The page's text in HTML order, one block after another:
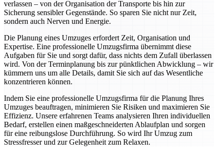
verlassen – von der Organisation der Transporte bis hin zur
Sicherung sensibler Gegenstände. So sparen Sie nicht nur Zeit,
sondern auch Nerven und Energie.
Die Planung eines Umzuges erfordert Zeit, Organisation und
Expertise. Eine professionelle Umzugsfirma übernimmt diese
Aufgaben für Sie und sorgt dafür, dass nichts dem Zufall überlassen
wird. Von der Terminplanung bis zur pünktlichen Abwicklung – wir
kümmern uns um alle Details, damit Sie sich auf das Wesentliche
konzentrieren können.
Indem Sie eine professionelle Umzugsfirma für die Planung Ihres
Umzuges beauftragen, minimieren Sie Risiken und maximieren Sie
Effizienz. Unsere erfahrenen Teams analysieren Ihren individuellen
Bedarf, erstellen einen maßgeschneiderten Ablaufplan und sorgen
für eine reibungslose Durchführung. So wird Ihr Umzug zum
Stressfresser und zur Gelegenheit zum Relaxen.